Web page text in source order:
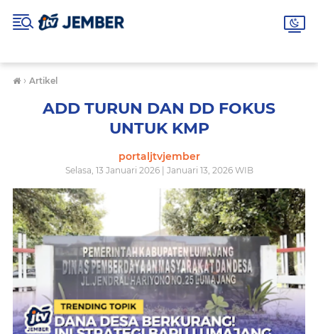
› Artikel
ADD TURUN DAN DD FOKUS
UNTUK KMP
portaljtvjember
Selasa, 13 Januari 2026 | Januari 13, 2026 WIB